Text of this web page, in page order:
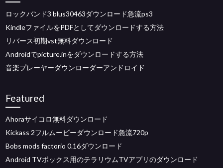
ロックバンド3 blus30463ダウンロード急流ps3
KindleファイルをPDFとしてダウンロードする方法
リバース初期vst無料ダウンロード
Androidでpicture.inをダウンロードする方法
音楽プレーヤーダウンローダーアンドロイド
Featured
Ahoraサイコロ無料ダウンロード
Kickass 2フルムービーダウンロード急流720p
Bobs mods factorio 0.16ダウンロード
Android TVボックス用のテラリウムTVアプリのダウンロード